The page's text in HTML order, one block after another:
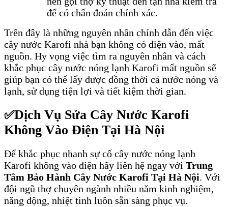
để có chẩn đoán chính xác.
Trên đây là những nguyên nhân chính dẫn đến việc
cây nước Karofi nhà bạn không có điện vào, mất
nguồn. Hy vọng việc tìm ra nguyên nhân và cách
khắc phục cây nước nóng lạnh Karofi mất nguồn sẽ
giúp bạn có thể lấy được đồng thời cả nước nóng và
lạnh, sử dụng tiện lợi và tiết kiệm thời gian.
✅Dịch Vụ Sửa Cây Nước Karofi
Không Vào Điện Tại Hà Nội
Để khắc phục nhanh sự cố cây nước nóng lạnh
Karofi không vào điện hãy liên hệ ngay với Trung
Tâm Bảo Hành Cây Nước Karofi Tại Hà Nội. Với
đội ngũ thợ chuyên ngành nhiều năm kinh nghiệm,
năng động, nhiệt tình luôn sẵn sàng phục vụ.